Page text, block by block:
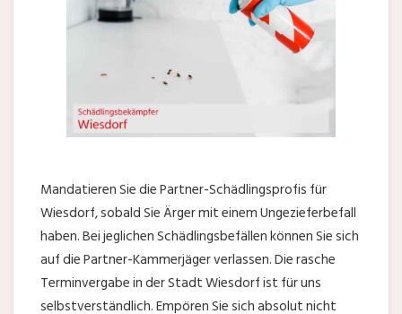
Mandatieren Sie die Partner-Schädlingsprofis für
Wiesdorf, sobald Sie Ärger mit einem Ungezieferbefall
haben. Bei jeglichen Schädlingsbefällen können Sie sich
auf die Partner-Kammerjäger verlassen. Die rasche
Terminvergabe in der Stadt Wiesdorf ist für uns
selbstverständlich. Empören Sie sich absolut nicht